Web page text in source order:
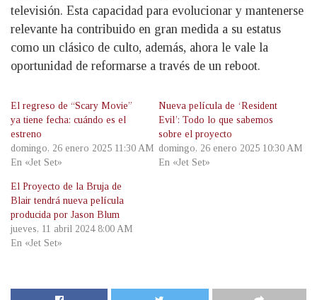
televisión. Esta capacidad para evolucionar y mantenerse
relevante ha contribuido en gran medida a su estatus
como un clásico de culto, además, ahora le vale la
oportunidad de reformarse a través de un reboot.
El regreso de “Scary Movie”
ya tiene fecha: cuándo es el
estreno
domingo, 26 enero 2025 11:30 AM
En «Jet Set»
Nueva película de ‘Resident
Evil’: Todo lo que sabemos
sobre el proyecto
domingo, 26 enero 2025 10:30 AM
En «Jet Set»
El Proyecto de la Bruja de
Blair tendrá nueva película
producida por Jason Blum
jueves, 11 abril 2024 8:00 AM
En «Jet Set»